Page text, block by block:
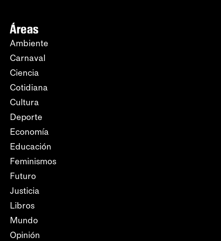
Áreas
Ambiente
Carnaval
Ciencia
Cotidiana
Cultura
Deporte
Economía
Educación
Feminismos
Futuro
Justicia
Libros
Mundo
Opinión